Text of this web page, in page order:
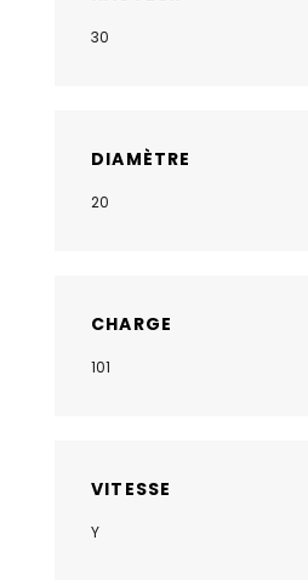
30
DIAMÈTRE
20
CHARGE
101
VITESSE
Y